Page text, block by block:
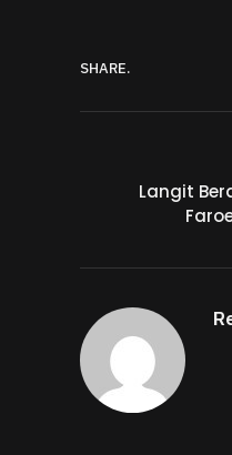
SHARE.
Langit